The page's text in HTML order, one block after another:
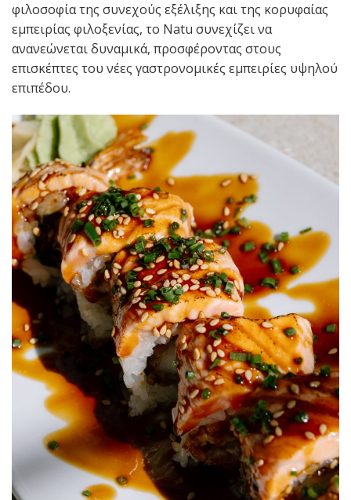
φιλοσοφία της συνεχούς εξέλιξης και της κορυφαίας
εμπειρίας φιλοξενίας, το Natu συνεχίζει να
ανανεώνεται δυναμικά, προσφέροντας στους
επισκέπτες του νέες γαστρονομικές εμπειρίες υψηλού
επιπέδου.